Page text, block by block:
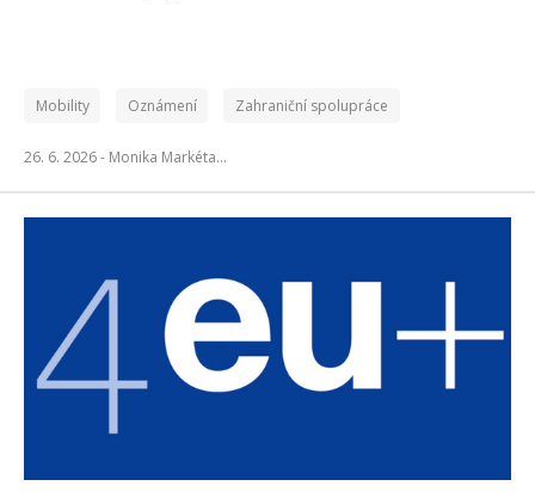
Mobility Oznámení Zahraniční spolupráce
26. 6. 2026 - Monika Markéta…